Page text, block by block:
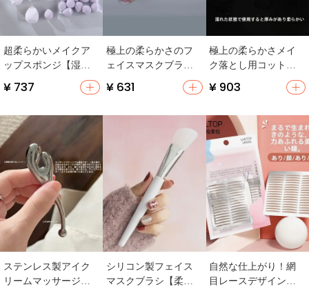
超柔らかいメイクア
ップスポンジ【湿
式・乾式両用・お得
パック】
¥ 737
極上の柔らかさのフ
ェイスマスクブラシ
【泥マスク用・美容
院向け】
¥ 631
極上の柔らかさメイ
ク落とし用コットン
用・厚手】（セット
¥ 903
ステンレス製アイク
リームマッサージ棒
シリコン製フェイス
マスクブラシ【柔ら
自然な仕上がり！網
目レースデザインの